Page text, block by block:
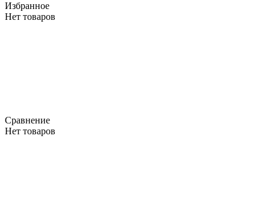
Избранное
Нет товаров
Сравнение
Нет товаров